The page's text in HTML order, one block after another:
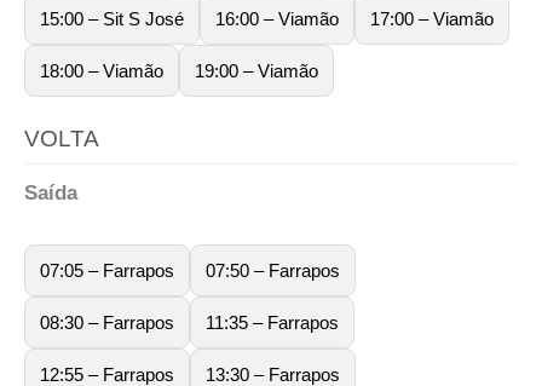
15:00 – Sit S José 16:00 – Viamão 17:00 – Viamão
18:00 – Viamão 19:00 – Viamão
VOLTA
Saída
07:05 – Farrapos 07:50 – Farrapos
08:30 – Farrapos 11:35 – Farrapos
12:55 – Farrapos 13:30 – Farrapos